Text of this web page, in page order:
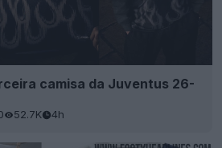
camisa da Juventus 26-
52.7K 4h